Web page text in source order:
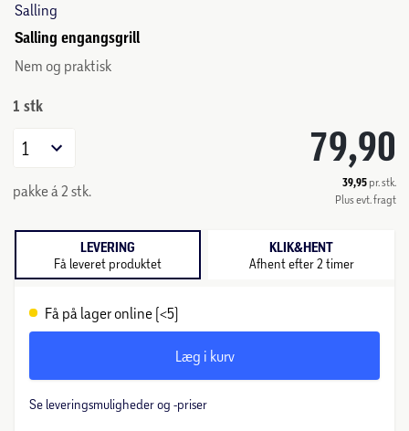
Salling
Salling engangsgrill
Nem og praktisk
1 stk
79,90
39,95 pr. stk.
Plus evt. fragt
1
pakke á 2 stk.
LEVERING
Få leveret produktet
KLIK&HENT
Afhent efter 2 timer
Få på lager online (<5)
Læg i kurv
Se leveringsmuligheder og -priser